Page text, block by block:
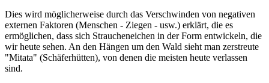
Dies wird möglicherweise durch das Verschwinden von negativen
externen Faktoren (Menschen - Ziegen - usw.) erklärt, die es
ermöglichen, dass sich Straucheneichen in der Form entwickeln, die
wir heute sehen. An den Hängen um den Wald sieht man zerstreute
"Mitata" (Schäferhütten), von denen die meisten heute verlassen
sind.